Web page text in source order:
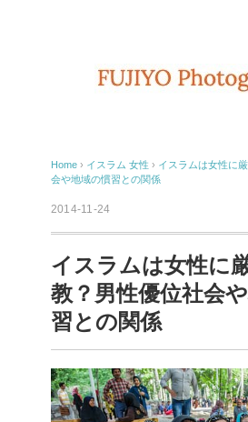
Home › イスラム 女性 › イスラムは女性に
会や地域の慣習との関係
2014-11-24
イスラムは女性に
教？男性優位社会
習との関係